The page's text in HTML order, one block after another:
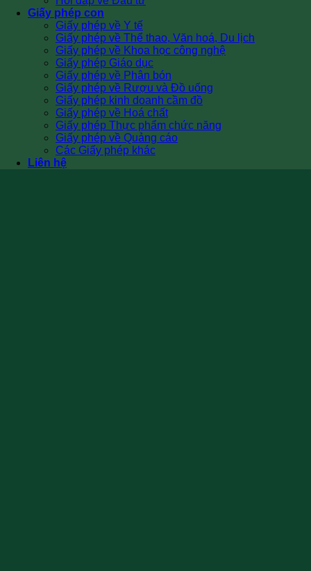
Giấy phép con
Giấy phép về Y tế
Giấy phép về Thể thao, Văn hoá, Du lịch
Giấy phép về Khoa học công nghệ
Giấy phép Giáo dục
Giấy phép về Phân bón
Giấy phép về Rượu và Đồ uống
Giấy phép kinh doanh cầm đồ
Giấy phép về Hoá chất
Giấy phép Thực phẩm chức năng
Giấy phép về Quảng cáo
Các Giấy phép khác
Liên hệ